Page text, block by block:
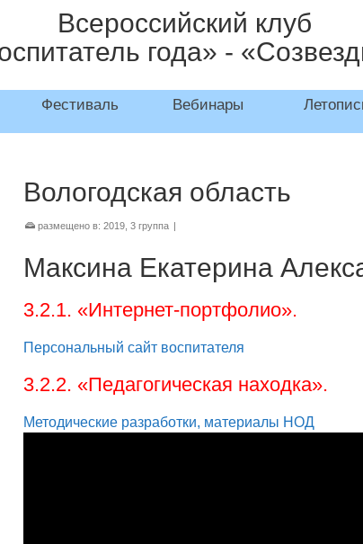
Всероссийский клуб
года» -
Фестиваль Вебинары
Вологодская область
размещено в: 2019, 3 группа |
Максина Екатерина
3.2.1. «Интернет-портфолио».
Персональный сайт воспитателя
3.2.2. «Педагогическая находка».
Методические разработки, материалы НОД